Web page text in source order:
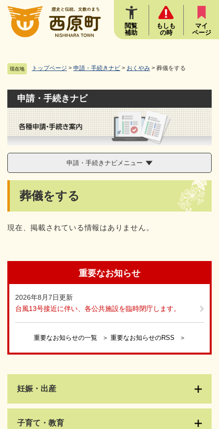
メニューを飛ばして本文へ
閲覧
補助
もしも
の時
マイ
ページ
現在地 トップページ > 申請・手続きナビ > おくやみ > 葬儀をする
申請・手続きナビ
申請・手続きナビメニュー
葬儀をする
現在、掲載されている情報はありません。
重要なお知らせ
2026年8月7日更新
台風13号接近に伴い、各公共施設を臨時閉庁します。
重要なお知らせの一覧 重要なお知らせのRSS
妊娠・出産
子育て・教育